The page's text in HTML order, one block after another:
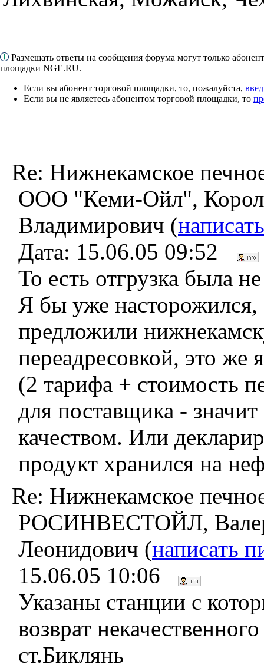
Размещать ответы на сообщения форума могут только
площадки NGE.RU.
Если вы абонент торговой площадки, то, пожалуйста,
Если вы не являетесь абонентом торговой площадки, то
Re: Нижнекамское
ООО "Кеми-Ойл",
Владимирович (
Дата: 15.06.05 09:52
То есть отгрузка была
Я бы уже
предложили
переадресовкой, это же
(2 тарифа + стоимость
для поставщика -
качеством. Или
продукт хранился на
Re: Нижнекамское
РОСИНВЕСТОЙЛ,
Леонидович (написать
15.06.05 10:06
Указаны станции с
возврат
ст.Биклянь